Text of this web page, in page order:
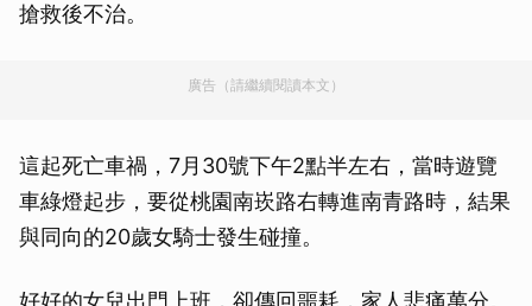
搶救後不治。
廣告（請繼續閱讀本文）
這起死亡車禍，7月30號下午2點半左右，當時遊覽
車綠燈起步，要從桃園南崁路右轉進南青路時，結果
與同向的20歲女騎士發生碰撞。